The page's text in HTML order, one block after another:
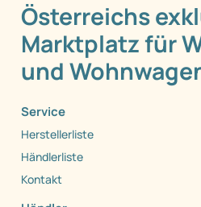
Österreichs
Marktplatz für
und
Service
Herstellerliste
Händlerliste
Kontakt